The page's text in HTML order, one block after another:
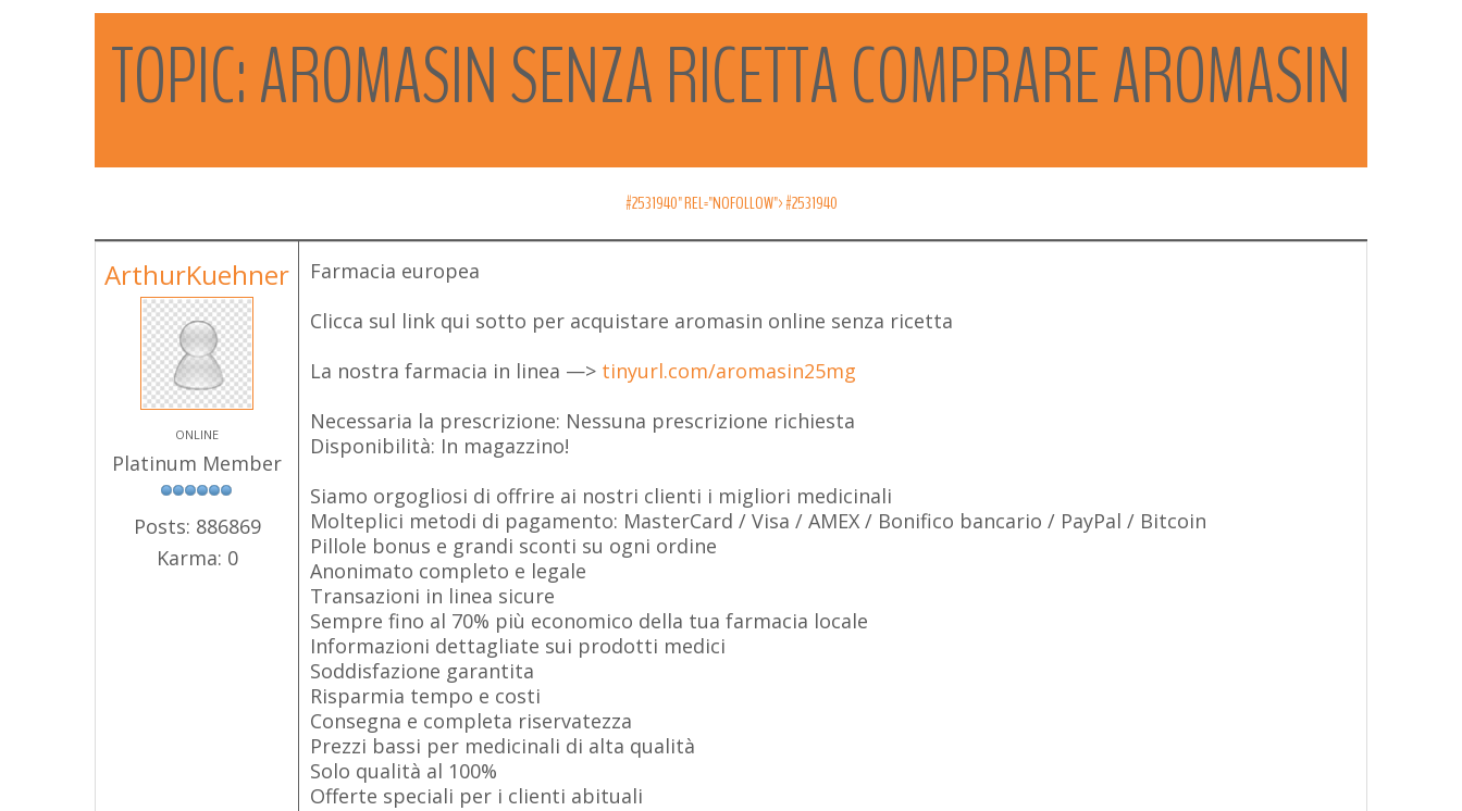
TOPIC:AROMASINSENZARICETTACOMPRAREAROMASIN
#2531940" REL="NOFOLLOW">#2531940
ArthurKuehner
ONLINE
Platinum Member
Posts: 886869
Karma: 0
Farmacia europea
Clicca sul link qui sotto per acquistare aromasin online senza ricetta
La nostra farmacia in linea —> tinyurl.com/aromasin25mg
Necessaria la prescrizione: Nessuna prescrizione richiesta
Disponibilità: In magazzino!
Siamo orgogliosi di offrire ai nostri clienti i migliori medicinali
Molteplici metodi di pagamento: MasterCard / Visa / AMEX / Bonifico bancario / PayPal / Bitcoin
Pillole bonus e grandi sconti su ogni ordine
Anonimato completo e legale
Transazioni in linea sicure
Sempre fino al 70% più economico della tua farmacia locale
Informazioni dettagliate sui prodotti medici
Soddisfazione garantita
Risparmia tempo e costi
Consegna e completa riservatezza
Prezzi bassi per medicinali di alta qualità
Solo qualità al 100%
Offerte speciali per i clienti abituali